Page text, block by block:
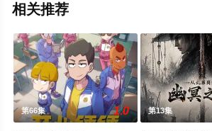
相关推荐
第66集 1.0 第13集